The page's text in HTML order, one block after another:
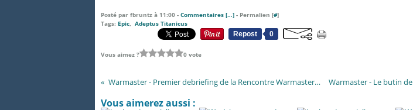
Posté par fbruntz à 11:00 - Commentaires […] - Permalien [#]
Tags: Epic, Adeptus Titanicus
Repost
0
Vous aimez ? 0 vote
Warmaster - Premier debriefing de la Rencontre Warmaster de Bourges 2021
Vous aimerez aussi :